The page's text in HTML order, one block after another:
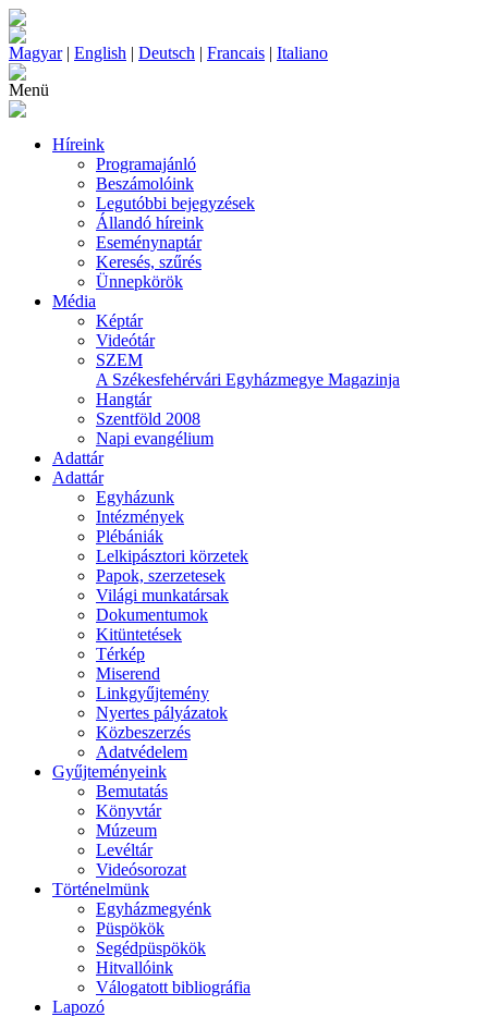
Magyar| English | Deutsch | Francais | Italiano
Menü
Híreink
Programajánló
Beszámolóink
Legutóbbi bejegyzések
Állandó híreink
Eseménynaptár
Keresés, szűrés
Ünnepkörök
Média
Képtár
Videótár
SZEM
A Székesfehérvári Egyházmegye Magazinja
Hangtár
Szentföld 2008
Napi evangélium
Adattár
Adattár
Egyházunk
Intézmények
Plébániák
Lelkipásztori körzetek
Papok, szerzetesek
Világi munkatársak
Dokumentumok
Kitüntetések
Térkép
Miserend
Linkgyűjtemény
Nyertes pályázatok
Közbeszerzés
Adatvédelem
Gyűjteményeink
Bemutatás
Könyvtár
Múzeum
Levéltár
Videósorozat
Történelmünk
Egyházmegyénk
Püspökök
Segédpüspökök
Hitvallóink
Válogatott bibliográfia
Lapozó